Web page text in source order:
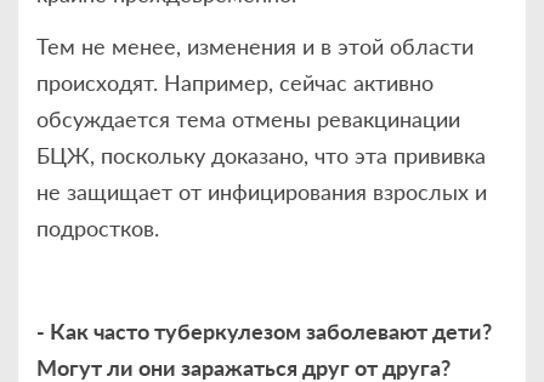
Тем не менее, изменения и в этой области
происходят. Например, сейчас активно
обсуждается тема отмены ревакцинации
БЦЖ, поскольку доказано, что эта прививка
не защищает от инфицирования взрослых и
подростков.
- Как часто туберкулезом заболевают дети?
Могут ли они заражаться друг от друга?